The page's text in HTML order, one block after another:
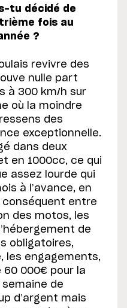
tu décidé de
fois au
?
revivre des
nulle part
à 300 km/h sur
où la moindre
des
exceptionnelle.
dans deux
en 1000cc, ce qui
assez lourde qui
à l’avance, en
conséquent entre
des motos, les
de
obligatoires,
les engagements,
000€ pour la
semaine de
d’argent mais